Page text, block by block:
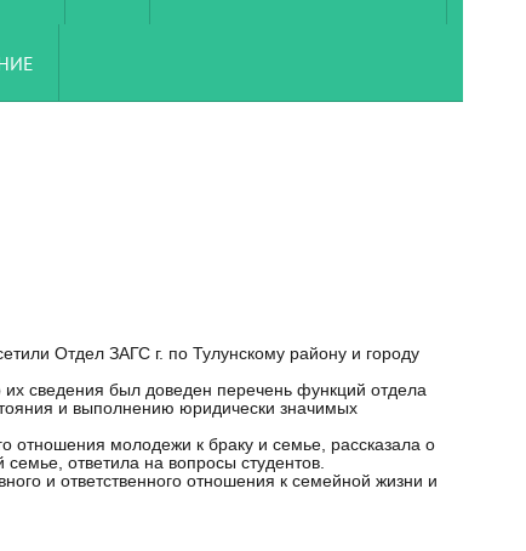
Отдел ЗАГС г. по Тулунскому району и городу
сведения был доведен перечень функций отдела
и выполнению юридически значимых
отношения молодежи к браку и семье, рассказала о
ответила на вопросы студентов.
и ответственного отношения к семейной жизни и